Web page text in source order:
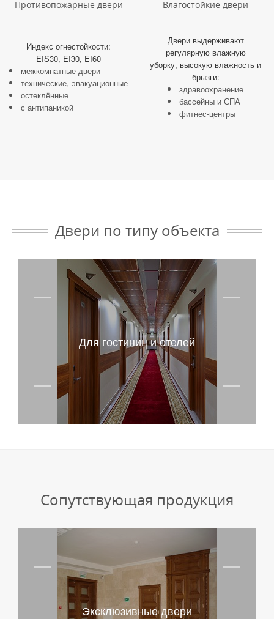
Противопожарные двери
Индекс огнестойкости:
EIS30, EI30, EI60
межкомнатные двери
технические, эвакуационные
остеклённые
с антипаникой
Влагостойкие двери
Двери выдерживают
регулярную влажную
уборку, высокую влажность и
брызги:
здравоохранение
бассейны и СПА
фитнес-центры
Двери по типу объекта
Для гостиниц и отелей
Сопутствующая продукция
Эксклюзивные двери